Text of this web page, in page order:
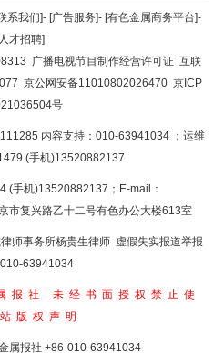
回顶部
回首页
系我们]- [广告服务]- [有色金属商务平台]-
才招聘]
广播电视节目制作经营许可证 互联
京公网安备11010802026470 京ICP
号
内容支持：010-63941034 ；运维
(手机)13520882137
(手机)13520882137；E-mail：
市复兴路乙十二号有色办公大楼613室
师事务所杨贵生律师 虚假失实报道举报
63941034
报社
未经书面授权禁止使
版权声明
属报社 +86-010-63941034